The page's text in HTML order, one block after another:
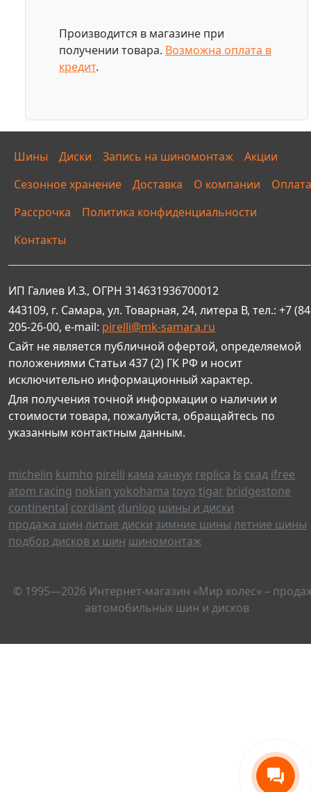
Производится в магазине при
получении товара. Возможна оплата в
кредит.
Шины Диски Запись на шиномонтаж
Акции
Сезонное хранение
Доставка О компании
Оплата
Рассрочка
Политика конфиденциальности
Контакты
ИП Галиев И.З., ОГРН 314631936700012
443109, г. Самара, ул. Товарная, 24, литера В, тел.: +7
205-26-00, e-mail: pirelli@mk-samara.ru
Сайт не является публичной офертой, определяемой
положениями Статьи 437 (2) ГК РФ и носит
исключительно информационный характер.
Для получения точной информации о наличии и
стоимости товара, пожалуйста, обращайтесь по
указанным контактным данным.
michelin kumho pirelli кама ханкук replica ls скад ifree
atom racing nokian yokohama toyo tigar bridgestone
continental cordiant dunlop шины и диски
продажа шин литые диски зимние шины летние шины
подбор дисков и шин шиномонтаж
© 1995—2026 Интернет-магазин «Мир колес» –
автомобильных шин и дисков